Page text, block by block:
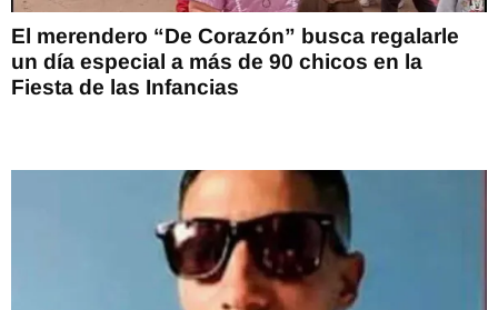
El merendero “De Corazón” busca regalarle
un día especial a más de 90 chicos en la
Fiesta de las Infancias